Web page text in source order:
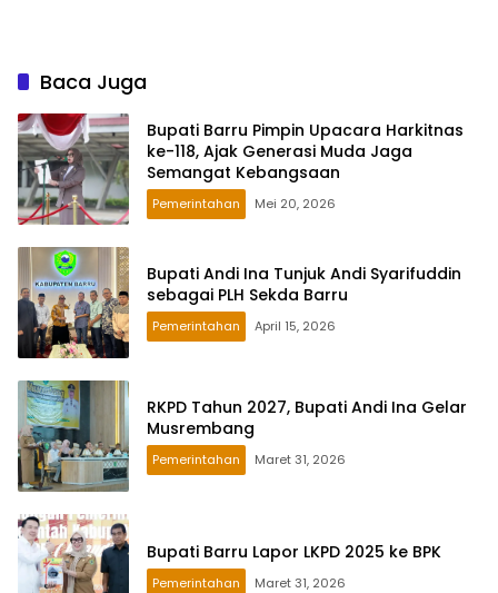
Baca Juga
Bupati Barru Pimpin Upacara Harkitnas
ke-118, Ajak Generasi Muda Jaga
Semangat Kebangsaan
Pemerintahan Mei 20, 2026
Bupati Andi Ina Tunjuk Andi Syarifuddin
sebagai PLH Sekda Barru
Pemerintahan April 15, 2026
RKPD Tahun 2027, Bupati Andi Ina Gelar
Musrembang
Pemerintahan Maret 31, 2026
Bupati Barru Lapor LKPD 2025 ke BPK
Pemerintahan Maret 31, 2026